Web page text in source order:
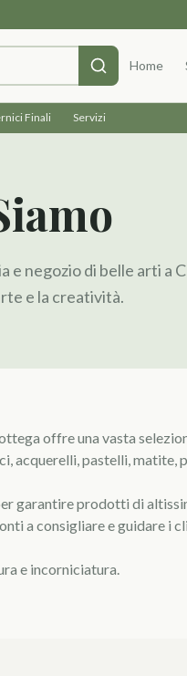
Home
Finali Servizi
negozio di belle arti a
e la creatività.
offre una vasta
acquerelli, pastelli, matite,
garantire prodotti di
a consigliare e guidare i
e incorniciatura.